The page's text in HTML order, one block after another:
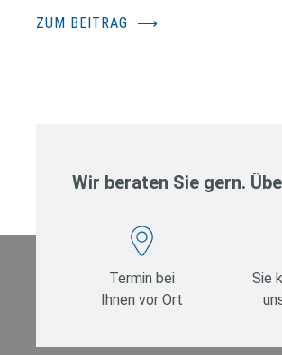
ZUM BEITRAG ⟶
Wir beraten Sie gern.
Termin bei
Ihnen vor Ort
Sie